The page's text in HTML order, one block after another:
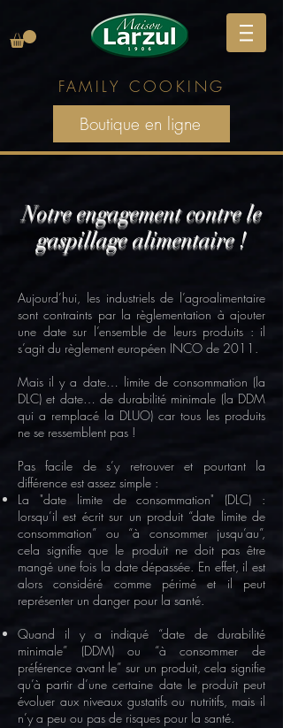
FAMILY COOKING
Boutique en ligne
Notre engagement contre le
gaspillage alimentaire !
Aujourd’hui, les industriels de l’agroalimentaire
sont contraints par la règlementation à ajouter
une date sur l’ensemble de leurs produits : il
s’agit du règlement européen INCO de 2011.
Mais il y a date… limite de consommation (la
DLC) et date… de durabilité minimale (la DDM
qui a remplacé la DLUO) car tous les produits
ne se ressemblent pas !
Pas facile de s’y retrouver et pourtant la
différence est assez simple :
La "date limite de consommation" (DLC) :
lorsqu’il est écrit sur un produit “date limite de
consommation” ou “à consommer jusqu’au”,
cela signifie que le produit ne doit pas être
mangé une fois la date dépassée. En effet, il est
alors considéré comme périmé et il peut
représenter un danger pour la santé.
Quand il y a indiqué “date de durabilité
minimale” (DDM) ou “à consommer de
préférence avant le” sur un produit, cela signifie
qu’à partir d’une certaine date le produit peut
évoluer aux niveaux gustatifs ou nutritifs, mais il
n’y a peu ou pas de risques pour la santé.